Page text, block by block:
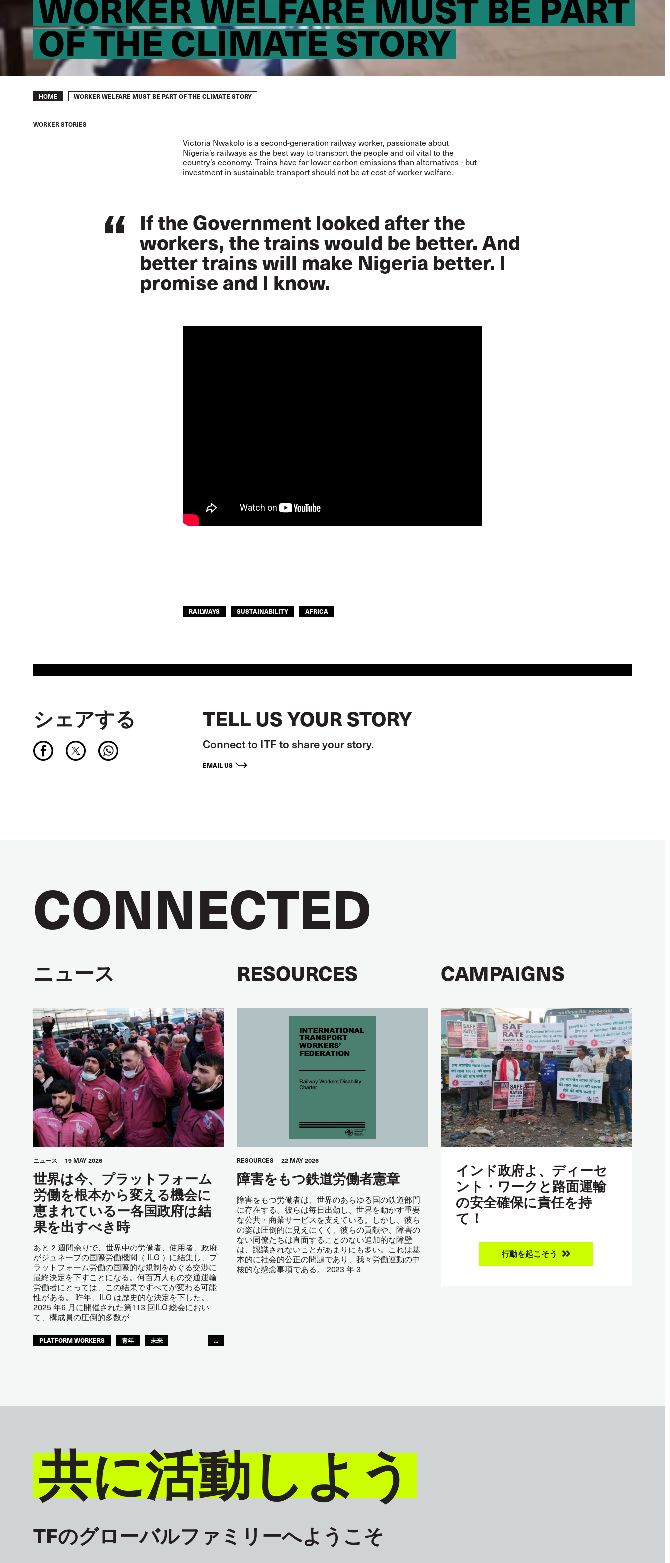
OF THE CLIMATE STORY
Breadcrumb
HOME WORKER WELFARE MUST BE PART OF THE CLIMATE STORY
WORKER STORIES
Victoria Nwakolo is a second-generation railway worker, passionate about
Nigeria’s railways as the best way to transport the people and oil vital to the
country’s economy. Trains have far lower carbon emissions than alternatives - but
investment in sustainable transport should not be at cost of worker welfare.
If the Government looked after the
workers, the trains would be better. And
better trains will make Nigeria better. I
promise and I know.
RAILWAYS SUSTAINABILITY AFRICA
シェアする TELL US YOUR STORY
Connect to ITF to share your story.
EMAIL US
CONNECTED
ニュース
ニュース 19 MAY 2026
世界は今、プラットフォーム
労働を根本から変える機会に
恵まれているー各国政府は結
果を出すべき時
あと 2 週間余りで、世界中の労働者、使用者、政府
がジュネーブの国際労働機関（ ILO ）に結集し、プ
ラットフォーム労働の国際的な規制をめぐる交渉に
最終決定を下すことになる。何百万人もの交通運輸
労働者にとっては、この結果ですべてが変わる可能
性がある。 昨年、ILO は歴史的な決定を下した。
2025 年6 月に開催された第113 回ILO 総会におい
て、構成員の圧倒的多数が
PLATFORM WORKERS 青年
未来
...
RESOURCES
RESOURCES 22 MAY 2026
障害をもつ鉄道労働者憲章
障害をもつ労働者は、世界のあらゆる国の鉄道部門
に存在する。彼らは毎日出勤し、世界を動かす重要
な公共・商業サービスを支えている。しかし、彼ら
の姿は圧倒的に見えにくく、彼らの貢献や、障害の
ない同僚たちは直面することのない追加的な障壁
は、認識されないことがあまりにも多い。これは基
本的に社会的公正の問題であり、我々労働運動の中
核的な懸念事項である。 2023 年 3
CAMPAIGNS
インド政府よ、ディーセ
ント・ワークと路面運輸
の安全確保に責任を持
て！
行動を起こそう
共に活動しよう
TFのグローバルファミリーへようこそ